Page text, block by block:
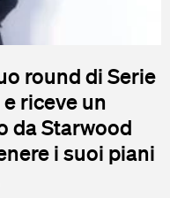
round di Serie
riceve un
da Starwood
i suoi piani